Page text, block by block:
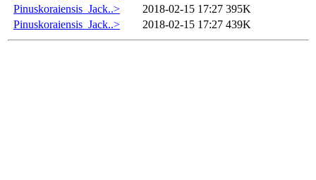
Pinuskoraiensis_Jack..>
2018-02-15 17:27 395K
Pinuskoraiensis_Jack..>
2018-02-15 17:27 439K